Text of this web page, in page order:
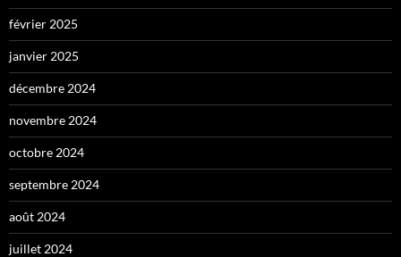
février 2025
janvier 2025
décembre 2024
novembre 2024
octobre 2024
septembre 2024
août 2024
juillet 2024